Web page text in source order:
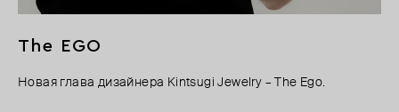
The EGO
Новая глава дизайнера Kintsugi Jewelry – The Ego.